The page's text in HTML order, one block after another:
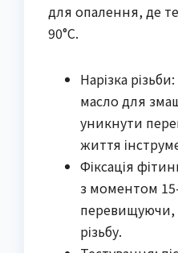
для опалення, де
90°C.
Нарізка
масло для
уникнути
життя
Фіксація
з моментом
перевищуючи,
різьбу.